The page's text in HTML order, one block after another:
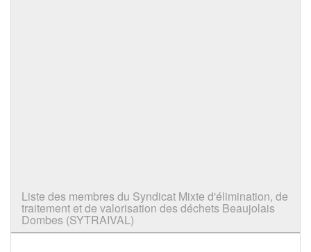
Liste des membres du Syndicat Mixte d'élimination, de
traitement et de valorisation des déchets Beaujolais
Dombes (SYTRAIVAL)